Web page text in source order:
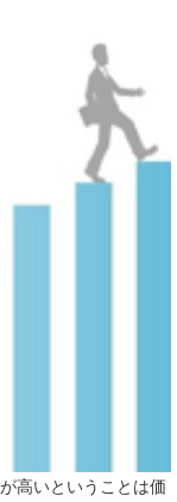
高いということは価